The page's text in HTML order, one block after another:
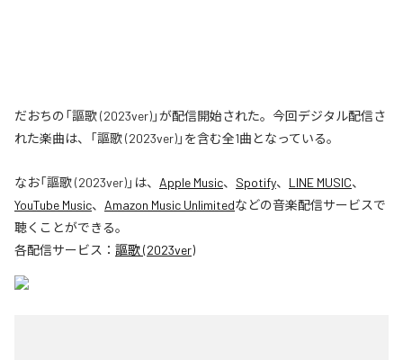
だおちの「謳歌 (2023ver)」が配信開始された。今回デジタル配信さ
れた楽曲は、「謳歌 (2023ver)」を含む全1曲となっている。
なお「謳歌 (2023ver)」は、 Apple Music、 Spotify、 LINE MUSIC、
YouTube Music、 Amazon Music Unlimitedなどの音楽配信サービスで
聴くことができる。
各配信サービス： 謳歌 (2023ver)